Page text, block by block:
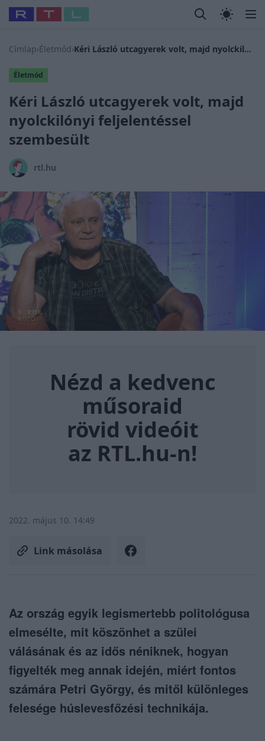
Legfrissebb RTL Híradó Randi Celeb
Babits Marcella Most Wanted #Gallusz
Címlap›Életmód› Kéri László utcagyerek volt, majd nyolckilónyi feljelentéssel szembesült
Életmód
Kéri László utcagyerek volt, majd
nyolckilónyi feljelentéssel
szembesült
rtl.hu
Nézd a kedvenc
műsoraid
rövid videóit
az RTL.hu-n!
2022. május 10. 14:49
Link másolása
Az ország egyik legismertebb politológusa
elmesélte, mit köszönhet a szülei
válásának és az idős néniknek, hogyan
figyelték meg annak idején, miért fontos
számára Petri György, és mitől különleges
felesége húslevesfőzési technikája.